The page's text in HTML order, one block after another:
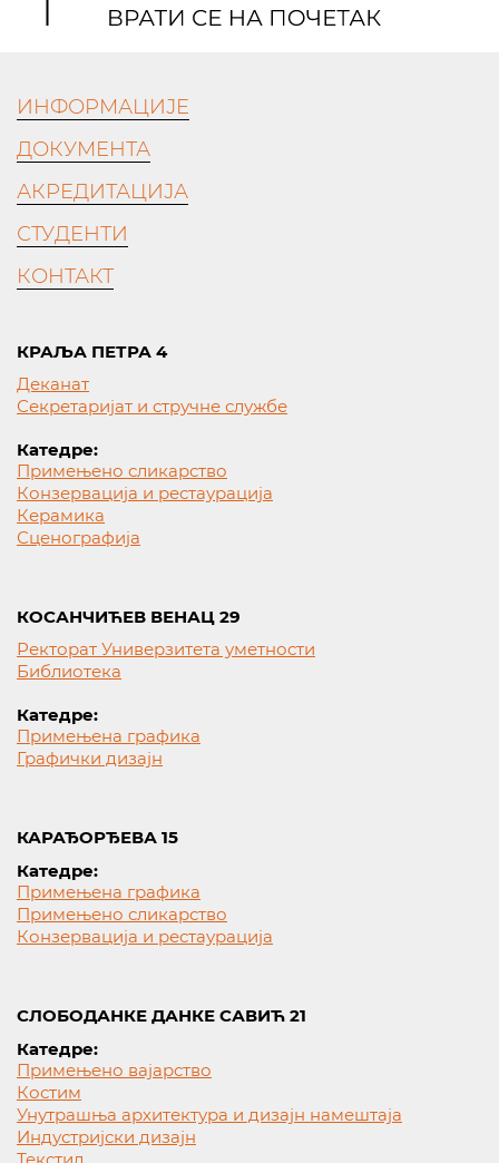
ИНФОРМАЦИЈЕ
ДОКУМЕНТА
АКРЕДИТАЦИЈА
СТУДЕНТИ
КОНТАКТ
КРАЉА ПЕТРА 4
Деканат
Секретаријат и стручне службе
Катедре:
Примењено сликарство
Конзервација и рестаурација
Керамика
Сценографија
КОСАНЧИЋЕВ ВЕНАЦ 29
Ректорат Универзитета уметности
Библиотека
Катедре:
Примењена графика
Графички дизајн
КАРАЂОРЂЕВА 15
Катедре:
Примењена графика
Примењено сликарство
Конзервација и рестаурација
СЛОБОДАНКЕ ДАНКЕ САВИЋ 21
Катедре:
Примењено вајарство
Костим
Унутрашња архитектура и дизајн намештаја
Индустријски дизајн